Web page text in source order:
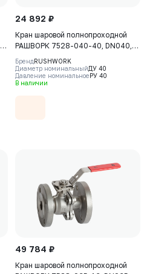
24 892 ₽
Кран шаровой полнопроходной
РАШВОРК 7528-040-40, DN040,
PN40, корпус - AISI316 (CF8М),
шар - AISI316 (CF8М), уплотнение
шара - PTFE, Ф/Ф, двухсоставной,
БрендRUSHWORK
Диаметр номинальныйДУ 40
Давление номинальноеРУ 40
В наличии
49 784 ₽
Кран шаровой полнопроходной